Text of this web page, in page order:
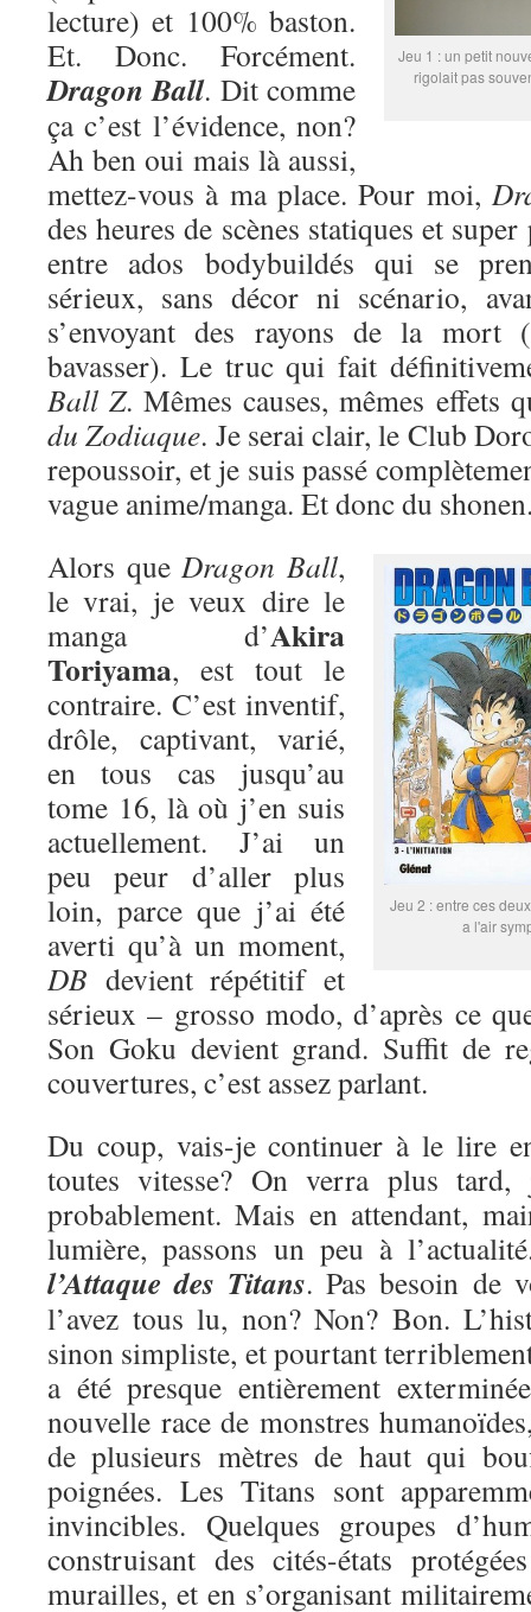
Jeu 1 : un petit
rigolait pas
lecture) et 100% baston.
Et. Donc. Forcément.
Dragon Ball. Dit comme
ça c’est l’évidence, non?
Ah ben oui mais là aussi,
mettez-vous à ma place. Pour moi,
des heures de scènes statiques et
entre ados bodybuildés qui se
sérieux, sans décor ni scénario,
s’envoyant des rayons de la mort
bavasser). Le truc qui fait
Ball Z. Mêmes causes, mêmes effets
du Zodiaque. Je serai clair, le Club
repoussoir, et je suis passé
vague anime/manga. Et donc du
Jeu 2 : entre ces
a l'air
Alors queDragon Ball,
le vrai, je veux dire le
manga d’Akira
Toriyama, est tout le
contraire. C’est inventif,
drôle, captivant, varié,
en tous cas jusqu’au
tome 16, là où j’en suis
actuellement. J’ai un
peu peur d’aller plus
loin, parce que j’ai été
averti qu’à un moment,
DB devient répétitif et
sérieux – grosso modo, d’après ce
Son Goku devient grand. Suffit de
couvertures, c’est assez parlant.
Du coup, vais-je continuer à le lire
toutes vitesse? On verra plus
probablement. Mais en attendant,
lumière, passons un peu à
l’Attaque des Titans. Pas besoin de
l’avez tous lu, non? Non? Bon.
sinon simpliste, et pourtant
a été presque entièrement
nouvelle race de monstres
de plusieurs mètres de haut qui
poignées. Les Titans sont
invincibles. Quelques groupes
construisant des cités-états
murailles, et en s’organisant